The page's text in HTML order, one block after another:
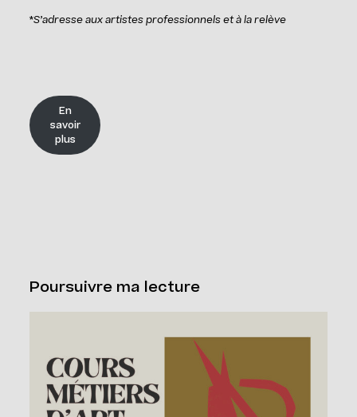
*S’adresse aux artistes professionnels et à la relève
En
savoir
plus
Poursuivre ma lecture